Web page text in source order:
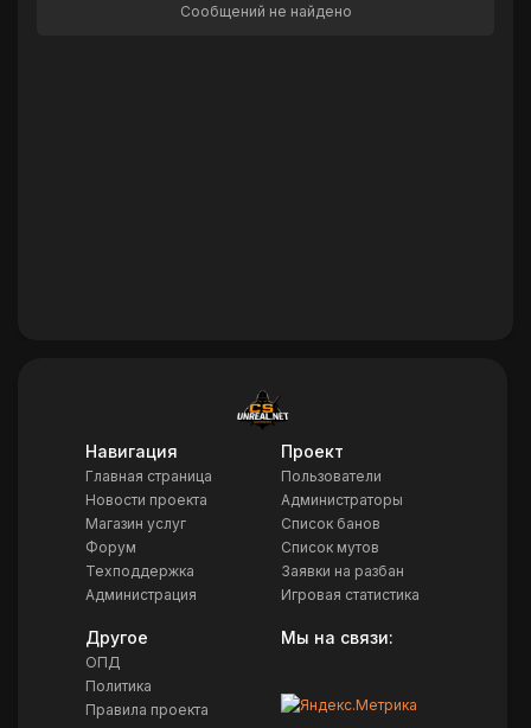
Сообщений не найдено
Навигация
Главная страница
Новости проекта
Магазин услуг
Форум
Техподдержка
Администрация
Проект
Пользователи
Администраторы
Список банов
Список мутов
Заявки на разбан
Игровая статистика
Другое
ОПД
Политика
Правила проекта
Мы на связи: